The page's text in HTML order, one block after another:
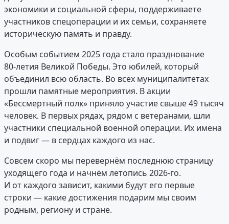
экономики и социальной сферы, поддерживаете
участников спецоперации и их семьи, сохраняете
историческую память и правду.
Особым событием 2025 года стало празднование
80‑летия Великой Победы. Это юбилей, который
объединил всю область. Во всех муниципалитетах
прошли памятные мероприятия. В акции
«Бессмертный полк» приняло участие свыше 49 тысяч
человек. В первых рядах, рядом с ветеранами, шли
участники специальной военной операции. Их имена
и подвиг — в сердцах каждого из нас.
Совсем скоро мы перевернём последнюю страницу
уходящего года и начнём летопись 2026‑го.
И от каждого зависит, какими будут его первые
строки — какие достижения подарим мы своим
родным, региону и стране.